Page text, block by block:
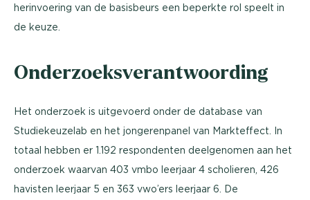
herinvoering van de basisbeurs een beperkte rol speelt in
de keuze.
Onderzoeksverantwoording
Het onderzoek is uitgevoerd onder de database van
Studiekeuzelab en het jongerenpanel van Markteffect. In
totaal hebben er 1.192 respondenten deelgenomen aan het
onderzoek waarvan 403 vmbo leerjaar 4 scholieren, 426
havisten leerjaar 5 en 363 vwo’ers leerjaar 6. De